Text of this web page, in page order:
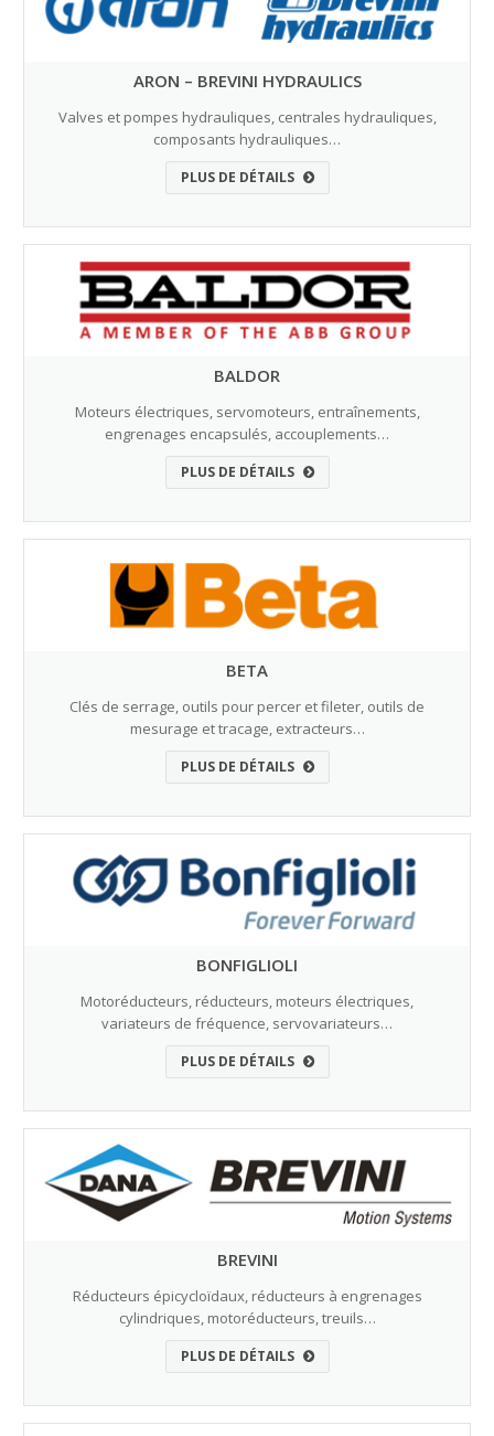
ARON – BREVINI HYDRAULICS
Valves et pompes hydrauliques, centrales hydrauliques,
composants hydrauliques…
PLUS DE DÉTAILS
BALDOR
Moteurs électriques, servomoteurs, entraînements,
engrenages encapsulés, accouplements…
PLUS DE DÉTAILS
BETA
Clés de serrage, outils pour percer et fileter, outils de
mesurage et tracage, extracteurs…
PLUS DE DÉTAILS
BONFIGLIOLI
Motoréducteurs, réducteurs, moteurs électriques,
variateurs de fréquence, servovariateurs…
PLUS DE DÉTAILS
BREVINI
Réducteurs épicycloïdaux, réducteurs à engrenages
cylindriques, motoréducteurs, treuils…
PLUS DE DÉTAILS